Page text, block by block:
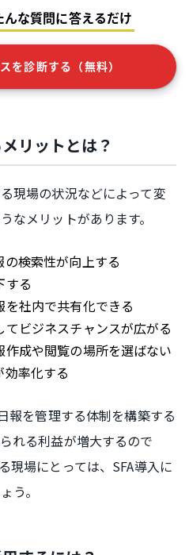
な質問に答えるだけ
を診断する（無料）
リットとは？
現場の状況などによって変
なメリットがあります。
検索性が向上する
する
社内で共有化できる
ビジネスチャンスが広がる
成や閲覧の場所を選ばない
効率化する
報を管理する体制を構築する
れる利益が増大するので
現場にとっては、SFA導入に
う。